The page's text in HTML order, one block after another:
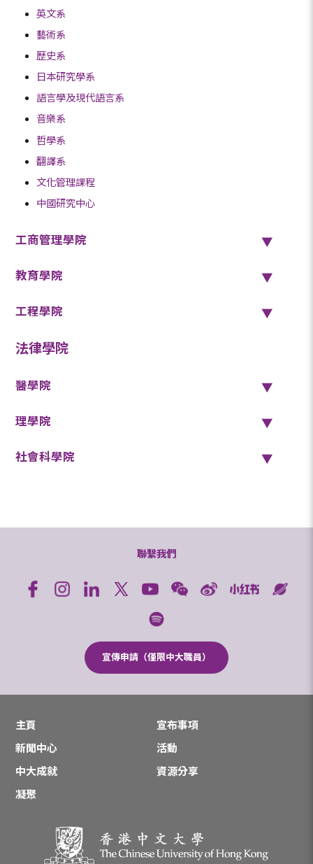
英文系
藝術系
歷史系
日本研究學系
語言學及現代語言系
音樂系
哲學系
翻譯系
文化管理課程
中國研究中心
工商管理學院
教育學院
工程學院
法律學院
醫學院
理學院
社會科學院
聯繫我們
宣傳申請（僅限中大職員）
主頁
宣布事項
新聞中心
活動
中大成就
資源分享
凝聚